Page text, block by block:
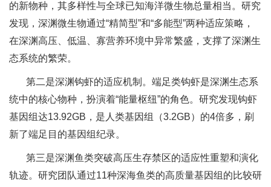
的新物种，其多样性与全球已知海洋微生物总量相当。研究
发现，深渊微生物通过“精简型”和“多能型”两种适应策略，
在深渊高压、低温、寡营养环境中异常繁盛，支撑了深渊生
态系统的繁荣。
第二是深渊钩虾的适应机制。端足类钩虾是深渊生态系
统中的核心物种，扮演着“能量枢纽”的角色。研究发现钩虾
基因组达13.92GB，是人类基因组（3.2GB）的4倍多，刷
新了端足目的基因组纪录。
第三是深渊鱼类突破高压生存禁区的适应性重塑和演化
轨迹。研究团队通过11种深海鱼类的高质量基因组的比较研